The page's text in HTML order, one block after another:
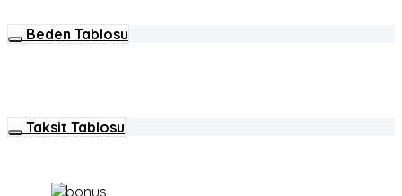
Beden Tablosu
Taksit Tablosu